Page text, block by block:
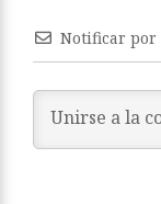
Notificar por